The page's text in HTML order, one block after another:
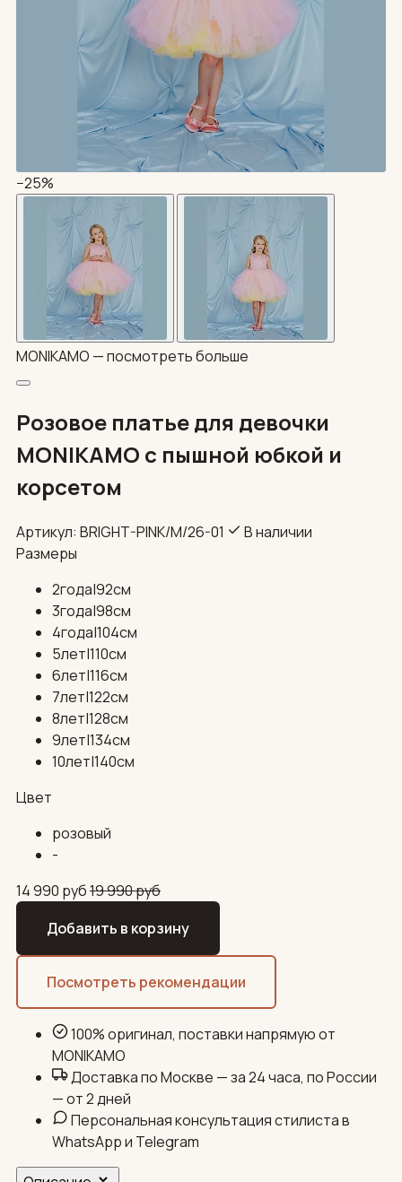
−25%
MONIKAMO —посмотреть больше
Розовое платье для девочки
MONIKAMO с пышной юбкой и
корсетом
Артикул: BRIGHT-PINK/М/26-01
В наличии
Размеры
2года|92см
3года|98см
4года|104см
5лет|110см
6лет|116см
7лет|122см
8лет|128см
9лет|134см
10лет|140см
Цвет
розовый
-
14 990 руб19 990руб
Добавить в корзину
Посмотреть рекомендации
100% оригинал, поставки напрямую от
MONIKAMO
Доставка по Москве — за 24 часа, по России
— от 2 дней
Персональная консультация стилиста в
WhatsApp и Telegram